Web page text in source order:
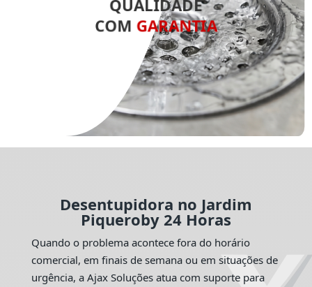
QUALIDADE
COM GARANTIA
Desentupidora no Jardim
Piqueroby 24 Horas
Quando o problema acontece fora do horário
comercial, em finais de semana ou em situações de
urgência, a Ajax Soluções atua com suporte para